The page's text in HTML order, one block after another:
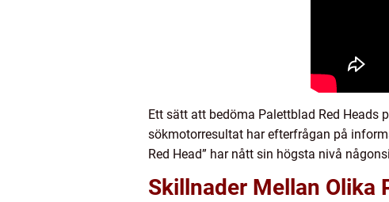
Ett sätt att bedöma Palettblad Red
sökmotorresultat har efterfrågan på
Red Head” har nått sin högsta nivå
Skillnader Mellan Olika